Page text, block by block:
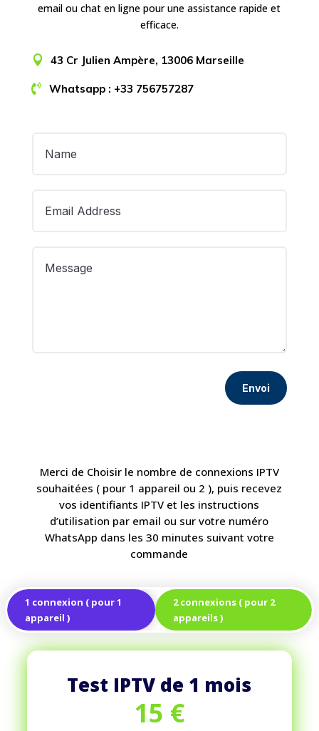
email ou chat en ligne pour une assistance rapide et
efficace.
 43 Cr Julien Ampère, 13006 Marseille
 Whatsapp : +33 756757287
Envoi
Merci de Choisir le nombre de connexions IPTV
souhaitées ( pour 1 appareil ou 2 ), puis recevez
vos identifiants IPTV et les instructions
d’utilisation par email ou sur votre numéro
WhatsApp dans les 30 minutes suivant votre
commande
1 connexion ( pour 1
appareil )
2 connexions ( pour 2
appareils )
Test IPTV de 1 mois
15 €